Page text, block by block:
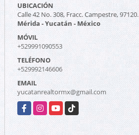
UBICACIÓN
Calle 42 No. 308, Fracc. Campestre, 97120.
Mérida - Yucatán - México
MÓVIL
+529991090553
TELÉFONO
+529992146606
EMAIL
yucatanrealtormx@gmail.com
FacebookInstagramYouTubeTikTok